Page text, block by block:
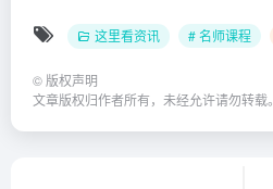
这里看资讯 # 名师课程
© 版权声明
文章版权归作者所有，未经允许请勿转载。